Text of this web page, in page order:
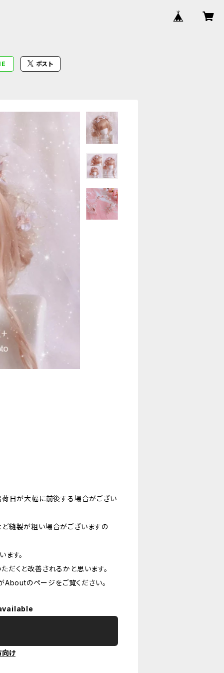
ポスト
荷日が大幅に前後する場合がござい
縫製が粗い場合がございますの
す。
くと改善されるかと思います。
のページをご覧ください。
向け